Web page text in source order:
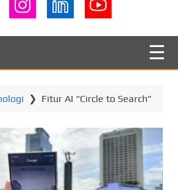
❯ Fitur AI “Circle to Search”